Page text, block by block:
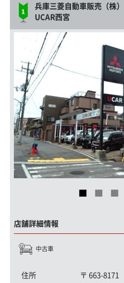
兵庫三菱自動車販売（株）
UCAR西宮
店舗詳細情報
中古車
住所 〒 663-8171